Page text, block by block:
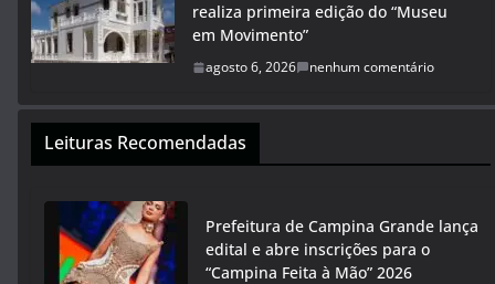
realiza primeira edição do “Museu
em Movimento”
agosto 6, 2026 nenhum comentário
Leituras Recomendadas
Prefeitura de Campina Grande lança
edital e abre inscrições para o
“Campina Feita à Mão” 2026